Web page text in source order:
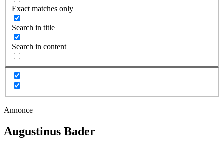
Exact matches only
Search in title
Search in content
Annonce
Augustinus Bader